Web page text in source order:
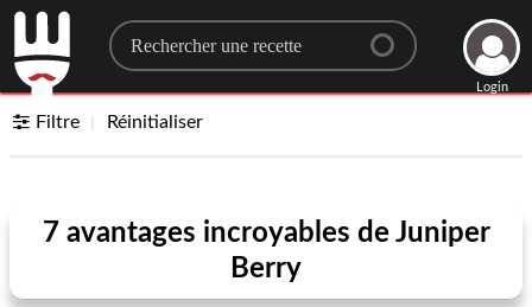
Search for a recipe
Login
Filtre Réinitialiser
7 avantages incroyables de Juniper
Berry